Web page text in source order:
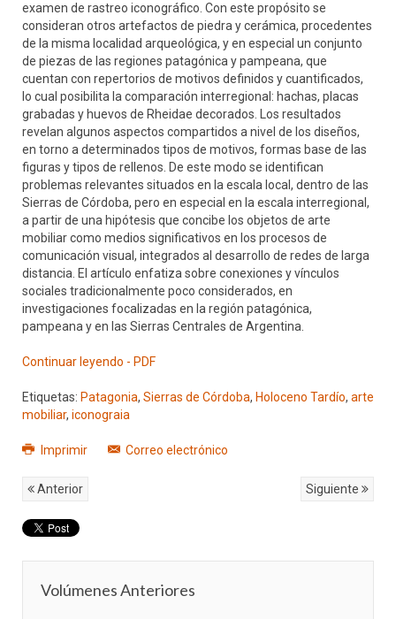
examen de rastreo iconográfico. Con este propósito se
consideran otros artefactos de piedra y cerámica, procedentes
de la misma localidad arqueológica, y en especial un conjunto
de piezas de las regiones patagónica y pampeana, que
cuentan con repertorios de motivos definidos y cuantificados,
lo cual posibilita la comparación interregional: hachas, placas
grabadas y huevos de Rheidae decorados. Los resultados
revelan algunos aspectos compartidos a nivel de los diseños,
en torno a determinados tipos de motivos, formas base de las
figuras y tipos de rellenos. De este modo se identifican
problemas relevantes situados en la escala local, dentro de las
Sierras de Córdoba, pero en especial en la escala interregional,
a partir de una hipótesis que concibe los objetos de arte
mobiliar como medios significativos en los procesos de
comunicación visual, integrados al desarrollo de redes de larga
distancia. El artículo enfatiza sobre conexiones y vínculos
sociales tradicionalmente poco considerados, en
investigaciones focalizadas en la región patagónica,
pampeana y en las Sierras Centrales de Argentina.
Continuar leyendo - PDF
Etiquetas: Patagonia, Sierras de Córdoba, Holoceno Tardío, arte
mobiliar, iconograia
Imprimir Correo electrónico
Anterior Siguiente
Volúmenes Anteriores